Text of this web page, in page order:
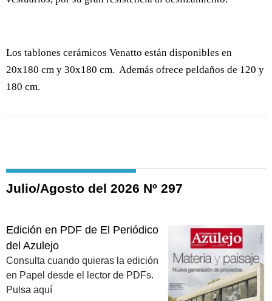
Los tablones cerámicos Venatto están disponibles en
20x180 cm y 30x180 cm. Además ofrece peldaños de 120 y
180 cm.
Julio/Agosto del 2026 Nº 297
Edición en PDF de El Periódico
del Azulejo
Consulta cuando quieras la edición
en Papel desde el lector de PDFs.
Pulsa aquí